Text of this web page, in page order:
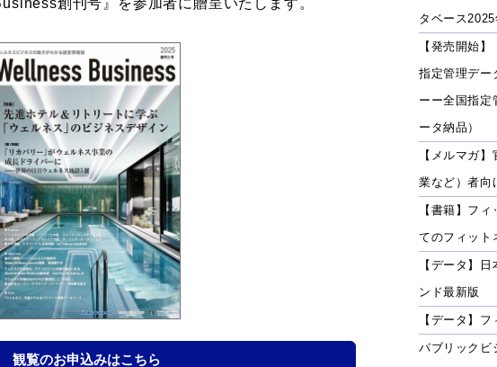
観覧のお申込みはこちら
タベース2025
【発売開始】
指定管理デー
ーー全国指
ータ納品）
【メルマガ
業など）者向
【書籍】フ
てのフィット
【データ】
ンド最新版
【データ】
パブリックビ